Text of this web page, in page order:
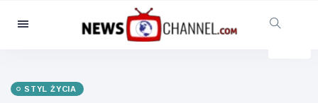
Kategorie
Opieka społeczna i zabawa
STYL ŻYCIA